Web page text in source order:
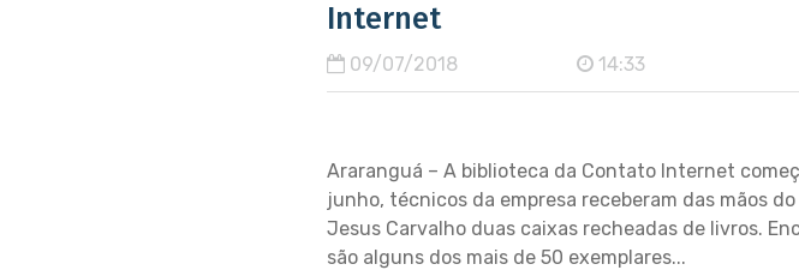
Internet
09/07/2018 14:33
Araranguá – A biblioteca da Contato Internet
junho, técnicos da empresa receberam das mãos
Jesus Carvalho duas caixas recheadas de livros.
são alguns dos mais de 50 exemplares...